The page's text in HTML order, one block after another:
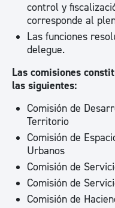
control y
corresponde al
Las funciones
delegue.
Las comisiones
las siguientes:
Comisión de
Territorio
Comisión de
Urbanos
Comisión de
Comisión de
Comisión de